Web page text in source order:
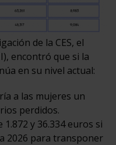
de la CES, el
encontró que si la
en su nivel actual:
a las mujeres un
perdidos.
y 36.334 euros si
2026 para transponer